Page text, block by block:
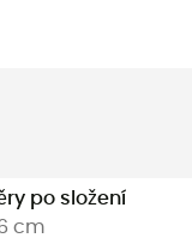
po složení
cm